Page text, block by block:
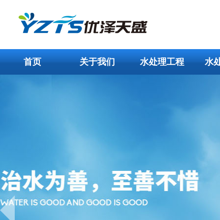
首页 关于我们 水处理工程 水